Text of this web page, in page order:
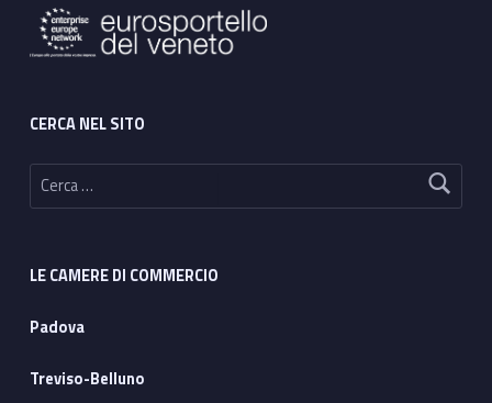
CERCA NEL SITO
Ricerca per:
LE CAMERE DI COMMERCIO
Padova
Treviso-Belluno